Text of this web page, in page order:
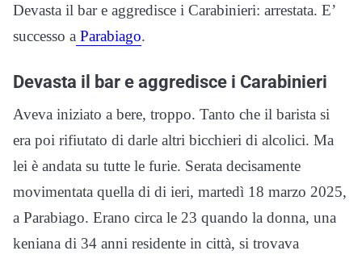
Devasta il bar e aggredisce i Carabinieri: arrestata. E’
successo a Parabiago.
Devasta il bar e aggredisce i Carabinieri
Aveva iniziato a bere, troppo. Tanto che il barista si
era poi rifiutato di darle altri bicchieri di alcolici. Ma
lei è andata su tutte le furie. Serata decisamente
movimentata quella di di ieri, martedì 18 marzo 2025,
a Parabiago. Erano circa le 23 quando la donna, una
keniana di 34 anni residente in città, si trovava